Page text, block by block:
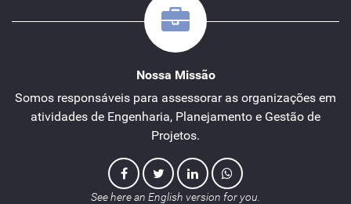
Nossa Missão
Somos responsáveis para assessorar as organizações em
atividades de Engenharia, Planejamento e Gestão de
Projetos.
See here an English version for you.